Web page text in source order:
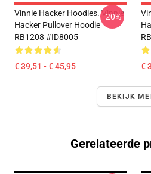
Vinnie Hacker Hoodies. Vinnie
Hacker Pullover Hoodie
RB1208 #ID8005
€ 39,51 - € 45,95
-20%
€
BEKIJK
Gerelateerde